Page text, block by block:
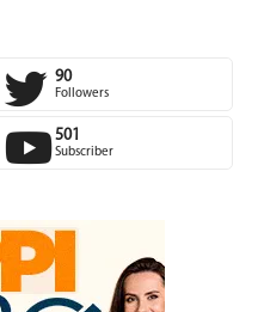
90
501